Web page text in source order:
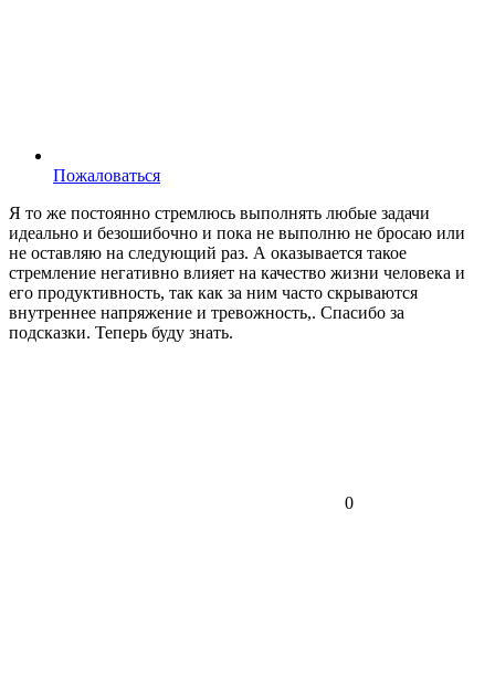
Пожаловаться
Я то же постоянно стремлюсь выполнять любые задачи
идеально и безошибочно и пока не выполню не бросаю или
не оставляю на следующий раз. А оказывается такое
стремление негативно влияет на качество жизни человека и
его продуктивность, так как за ним часто скрываются
внутреннее напряжение и тревожность,. Спасибо за
подсказки. Теперь буду знать.
0